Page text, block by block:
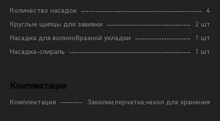
Количество насадок
4
Круглые щипцы для завивки
2 шт
Насадка для волнообразной укладки
1 шт
Насадка-спираль
1 шт
Комплектация
Комплектация Заколки,перчатка,чехол для хранения